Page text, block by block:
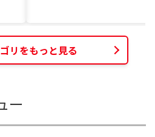
リをもっと見る
ー